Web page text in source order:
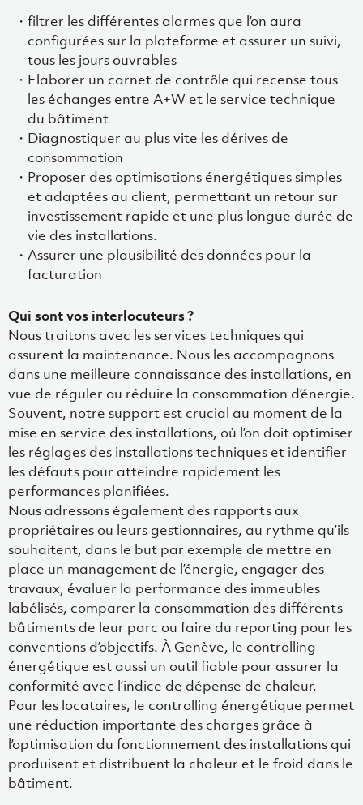
filtrer les différentes alarmes que l’on aura
configurées sur la plateforme et assurer un suivi,
tous les jours ouvrables
Elaborer un carnet de contrôle qui recense tous
les échanges entre A+W et le service technique
du bâtiment
Diagnostiquer au plus vite les dérives de
consommation
Proposer des optimisations énergétiques simples
et adaptées au client, permettant un retour sur
investissement rapide et une plus longue durée de
vie des installations.
Assurer une plausibilité des données pour la
facturation
Qui sont vos interlocuteurs ?
Nous traitons avec les services techniques qui
assurent la maintenance. Nous les accompagnons
dans une meilleure connaissance des installations, en
vue de réguler ou réduire la consommation d’énergie.
Souvent, notre support est crucial au moment de la
mise en service des installations, où l’on doit optimiser
les réglages des installations techniques et identifier
les défauts pour atteindre rapidement les
performances planifiées.
Nous adressons également des rapports aux
propriétaires ou leurs gestionnaires, au rythme qu’ils
souhaitent, dans le but par exemple de mettre en
place un management de l’énergie, engager des
travaux, évaluer la performance des immeubles
labélisés, comparer la consommation des différents
bâtiments de leur parc ou faire du reporting pour les
conventions d’objectifs. À Genève, le controlling
énergétique est aussi un outil fiable pour assurer la
conformité avec l’indice de dépense de chaleur.
Pour les locataires, le controlling énergétique permet
une réduction importante des charges grâce à
l’optimisation du fonctionnement des installations qui
produisent et distribuent la chaleur et le froid dans le
bâtiment.